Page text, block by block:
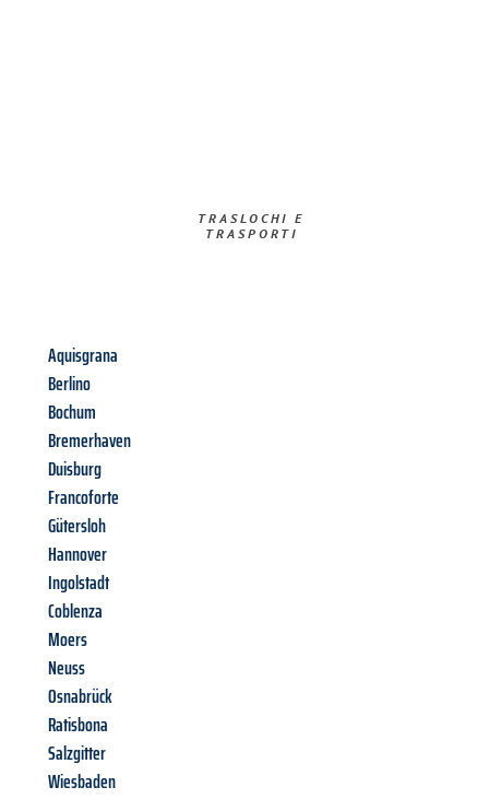
TRASLOCHI E
TRASPORTI​
Aquisgrana
Berlino
Bochum
Bremerhaven
Duisburg
Francoforte
Gütersloh
Hannover
Ingolstadt
Coblenza
Moers
Neuss
Osnabrück
Ratisbona
Salzgitter
Wiesbaden